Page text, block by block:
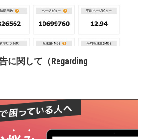
に関して（Regarding